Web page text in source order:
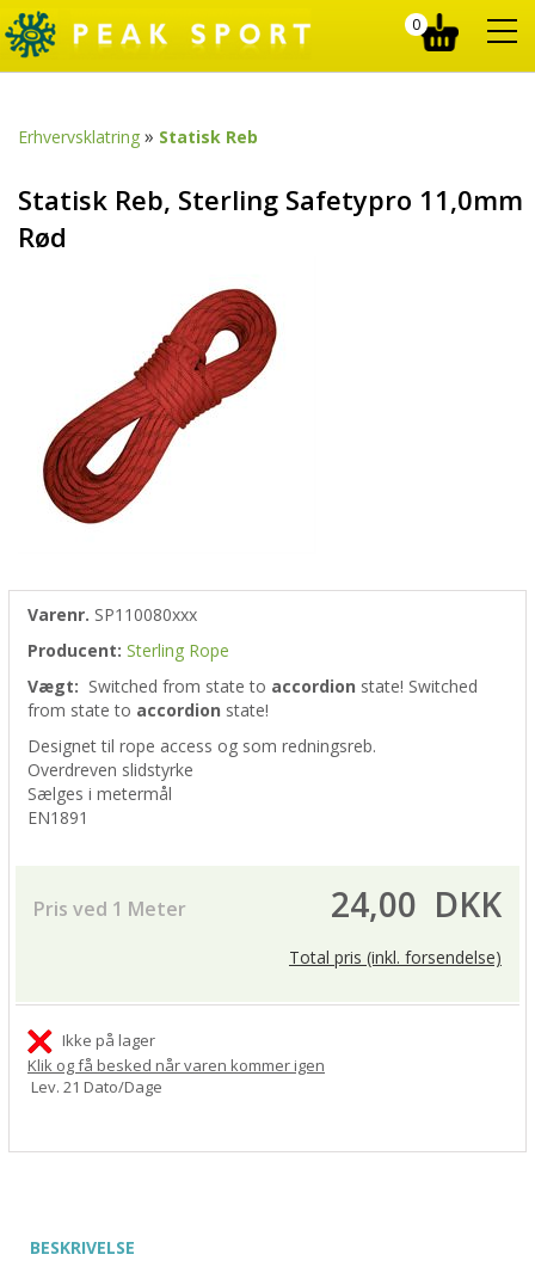
0
Erhvervsklatring » Statisk Reb
Statisk Reb, Sterling Safetypro 11,0mm
Rød
Varenr. SP110080xxx
Producent: Sterling Rope
Vægt: Switched from state to accordion state! Switched
from state to accordion state!
Designet til rope access og som redningsreb.
Overdreven slidstyrke
Sælges i metermål
EN1891
Pris ved 1 Meter 24,00 DKK
Total pris (inkl. forsendelse)
Ikke på lager
Klik og få besked når varen kommer igen
Lev. 21 Dato/Dage
BESKRIVELSE